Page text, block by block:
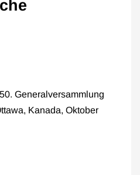
Generalversammlung
Kanada, Oktober